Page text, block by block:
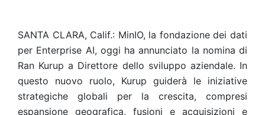
SANTA CLARA, Calif.: MinIO, la fondazione dei dati
per Enterprise AI, oggi ha annunciato la nomina di
Ran Kurup a Direttore dello sviluppo aziendale. In
questo nuovo ruolo, Kurup guiderà le iniziative
strategiche globali per la crescita, compresi
espansione geografica, fusioni e acquisizioni e